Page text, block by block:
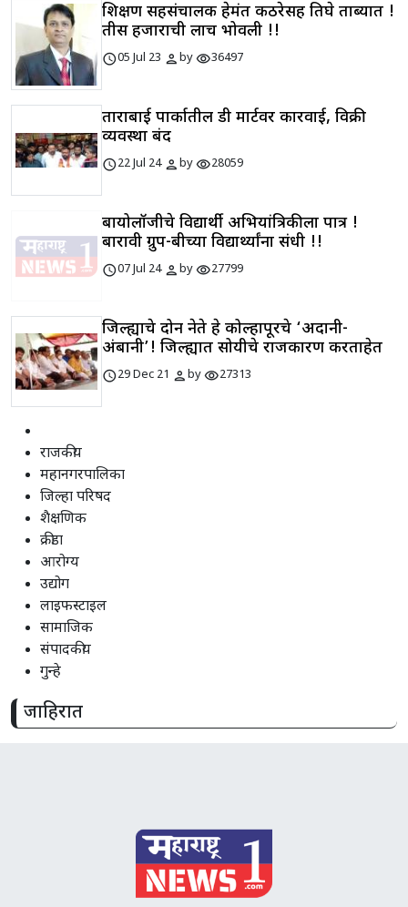
शिक्षण सहसंचालक हेमंत कठरेसह तिघे ताब्यात !
तीस हजाराची लाच भोवली !!
schedule05 Jul 23 personbyvisibility36497
ताराबाई पार्कातील डी मार्टवर कारवाई, विक्री
व्यवस्था बंद
schedule22 Jul 24 personbyvisibility28059
बायोलॉजीचे विद्यार्थी अभियांत्रिकीला पात्र !
बारावी ग्रुप-बीच्या विद्यार्थ्यांना संधी !!
schedule07 Jul 24 personbyvisibility27799
जिल्ह्याचे दोन नेते हे कोल्हापूरचे ‘अदानी-
अंबानी’! जिल्ह्यात सोयीचे राजकारण करताहेत
schedule29 Dec 21 personbyvisibility27313
राजकीय
महानगरपालिका
जिल्हा परिषद
शैक्षणिक
क्रीडा
आरोग्य
उद्योग
लाइफस्टाइल
सामाजिक
संपादकीय
गुन्हे
जाहिरात